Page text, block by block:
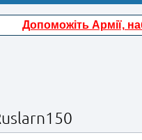
Допоможіть Армії,